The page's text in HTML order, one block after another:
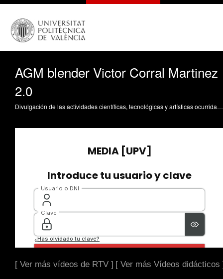
AGM blender Victor Corral Martinez
2.0
Divulgación de las actividades científicas, tecnológicas y artísticas ocurridas en los tres campus de la UPV
[ Ver más vídeos de RTV ] [ Ver más Vídeos didácticos